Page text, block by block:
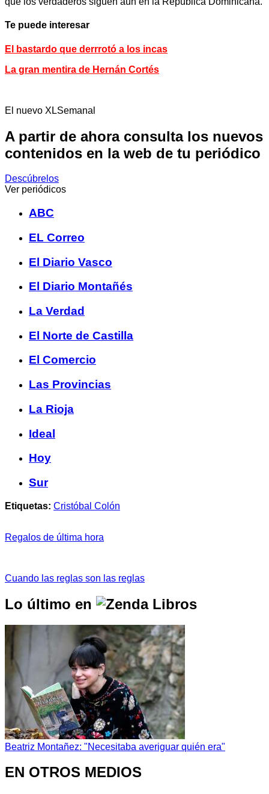
Te puede interesar
El bastardo que derrrotó a los incas
La gran mentira de Hernán Cortés
El nuevo XLSemanal
A partir de ahora consulta los nuevos
contenidos en la web de tu periódico
Descúbrelos
Ver periódicos
ABC
EL Correo
El Diario Vasco
El Diario Montañés
La Verdad
El Norte de Castilla
El Comercio
Las Provincias
La Rioja
Ideal
Hoy
Sur
Etiquetas: Cristóbal Colón
Regalos de última hora
Cuando las reglas son las reglas
Lo último en
Beatriz Montañez: "Necesitaba averiguar quién era"
EN OTROS MEDIOS